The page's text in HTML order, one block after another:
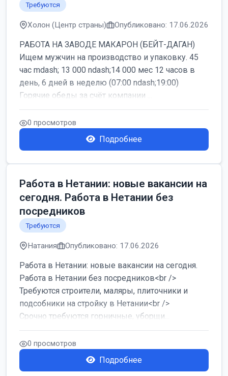
Требуются
Холон (Центр страны) Опубликовано: 17.06.2026
РАБОТА НА ЗАВОДЕ МАКАРОН (БЕЙТ-ДАГАН)
Ищем мужчин на производство и упаковку. 45
час mdash; 13 000 ndash;14 000 мес 12 часов в
день, 6 дней в неделю (07:00 ndash;19:00)
Горячие обеды за счёт компании ...
0 просмотров
Подробнее
Работа в Нетании: новые вакансии на
сегодня. Работа в Нетании без
посредников
Требуются
Натания Опубликовано: 17.06.2026
Работа в Нетании: новые вакансии на сегодня.
Работа в Нетании без посредников<br />
Требуются строители, маляры, плиточники и
подсобники на стройку в Нетании<br />
Срочно требуются горничные, уборщи...
0 просмотров
Подробнее